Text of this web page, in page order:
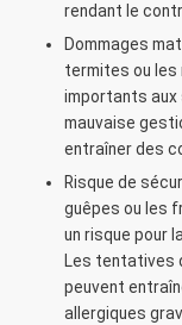
rendant le
Dommages
termites ou les
importants aux
mauvaise
entraîner des
Risque de
guêpes ou les
un risque pour
Les tentatives
peuvent
allergiques